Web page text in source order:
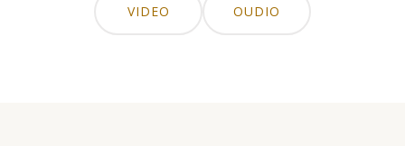
VIDEO OUDIO